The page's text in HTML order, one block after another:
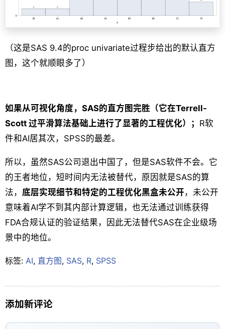
（这是SAS 9.4的proc univariate过程步给出的默认直方
图，这个就顺眼多了）
如果从可视化角度，SAS的直方图完胜（它在Terrell-
Scott 过平滑算法基础上进行了显著的工程优化）； R软
件和AI居其次，SPSS的最差。
所以，虽然SAS公司退出中国了，但是SAS软件不会。它
的王者地位，短时间内无法被替代，原因就是SAS的算
法， 底层实现细节和特定的工程优化黑盒未公开 ，未公开
意味着AI学不到其内部计算逻辑，也无法通过训练获得
FDA合规认证的验证结果，因此无法替代SAS在企业级场
景中的地位。
标签: AI, 直方图, SAS, R, SPSS
添加新评论